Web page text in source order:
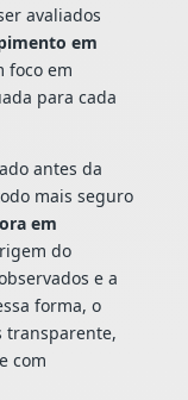
avaliados
em
foco em
para cada
antes da
mais seguro
em
do
e a
forma, o
transparente,
com